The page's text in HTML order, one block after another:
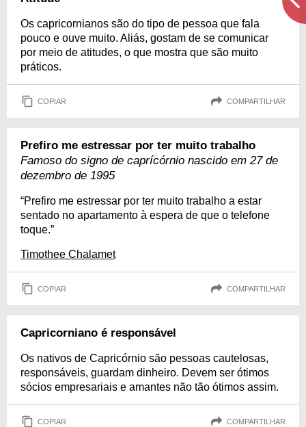
Os capricornianos são do tipo de pessoa que fala
pouco e ouve muito. Aliás, gostam de se comunicar
por meio de atitudes, o que mostra que são muito
práticos.
COPIAR COMPARTILHAR
Prefiro me estressar por ter muito trabalho
Famoso do signo de caprícórnio nascido em 27 de
dezembro de 1995
“Prefiro me estressar por ter muito trabalho a estar
sentado no apartamento à espera de que o telefone
toque.”
Timothee Chalamet
COPIAR COMPARTILHAR
Capricorniano é responsável
Os nativos de Capricórnio são pessoas cautelosas,
responsáveis, guardam dinheiro. Devem ser ótimos
sócios empresariais e amantes não tão ótimos assim.
COPIAR COMPARTILHAR